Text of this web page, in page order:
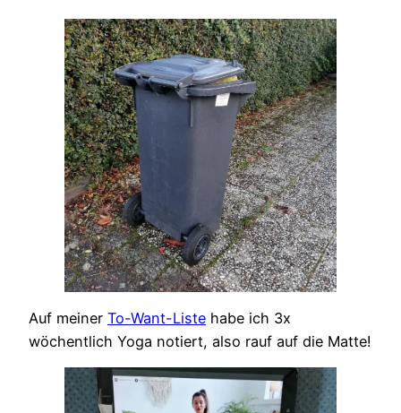
Auf meiner To-Want-Liste habe ich 3x
wöchentlich Yoga notiert, also rauf auf die Matte!